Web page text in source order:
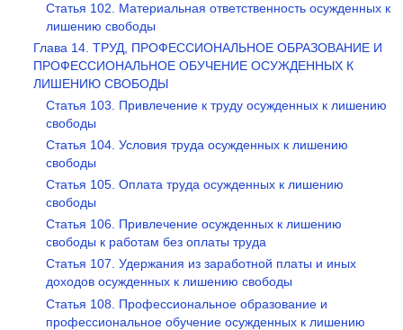
Статья 102. Материальная ответственность осужденных к
лишению свободы
Глава 14. ТРУД, ПРОФЕССИОНАЛЬНОЕ ОБРАЗОВАНИЕ И
ПРОФЕССИОНАЛЬНОЕ ОБУЧЕНИЕ ОСУЖДЕННЫХ К
ЛИШЕНИЮ СВОБОДЫ
Статья 103. Привлечение к труду осужденных к лишению
свободы
Статья 104. Условия труда осужденных к лишению
свободы
Статья 105. Оплата труда осужденных к лишению
свободы
Статья 106. Привлечение осужденных к лишению
свободы к работам без оплаты труда
Статья 107. Удержания из заработной платы и иных
доходов осужденных к лишению свободы
Статья 108. Профессиональное образование и
профессиональное обучение осужденных к лишению